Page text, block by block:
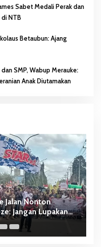
dan
di NTB
Betaubun: Ajang
SMP, Wabup Merauke:
Anak Diutamakan
Jalan Nonton
Jangan Lupakan